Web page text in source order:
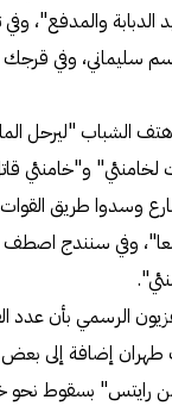
الدبابة والمدفع"،
سليماني، وفي قرجك
الشباب "ليرحل
و"خامنئي
وسدوا طريق
وفي سنندج اصطف
إضافة إلى بعض
رايتس" بسقوط نحو